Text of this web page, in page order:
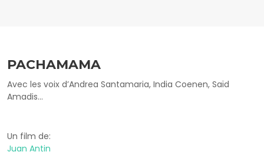
PACHAMAMA
Avec les voix d’Andrea Santamaria, India Coenen, Saïd
Amadis...
Un film de:
Juan Antin